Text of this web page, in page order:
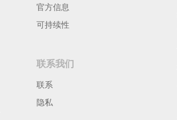
官方信息
可持续性
联系我们
联系
隐私